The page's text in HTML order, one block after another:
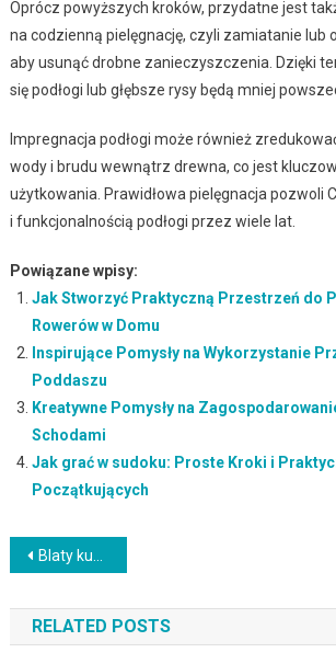
Oprócz powyższych kroków, przydatne jest
na codzienną pielęgnację, czyli zamiatanie lub
aby usunąć drobne zanieczyszczenia. Dzięki
się podłogi lub głębsze rysy będą mniej
Impregnacja podłogi może również
wody i brudu wewnątrz drewna, co jest
użytkowania. Prawidłowa pielęgnacja pozwoli
i funkcjonalnością podłogi przez wiele lat.
Powiązane wpisy:
Jak Stworzyć Praktyczną Przestrzeń do
Rowerów w Domu
Inspirujące Pomysły na Wykorzystanie
Poddaszu
Kreatywne Pomysły na
Schodami
Jak grać w sudoku: Proste Kroki i
Początkujących
Nawigacja
wpisu
Blaty kuchenne granitowe Warszawa: Odkryj Wyjątkową Ofertę Blatów Granitowych w Warszawie
RELATED POSTS